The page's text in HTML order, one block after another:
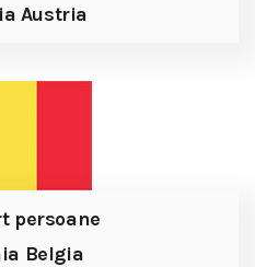
Austria
persoane
Belgia